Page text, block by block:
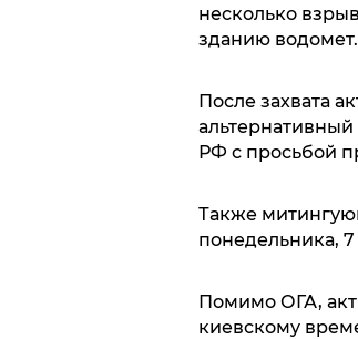
несколько
зданию водомет.
После захвата
альтернативный
РФ с просьбой
Также
понедельника,
Помимо ОГА,
киевскому